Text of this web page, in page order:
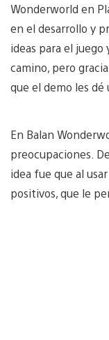
Wonderworld en
en el desarrollo y
ideas para el
camino, pero
que el demo les dé
En Balan
preocupaciones.
idea fue que al
positivos, que le